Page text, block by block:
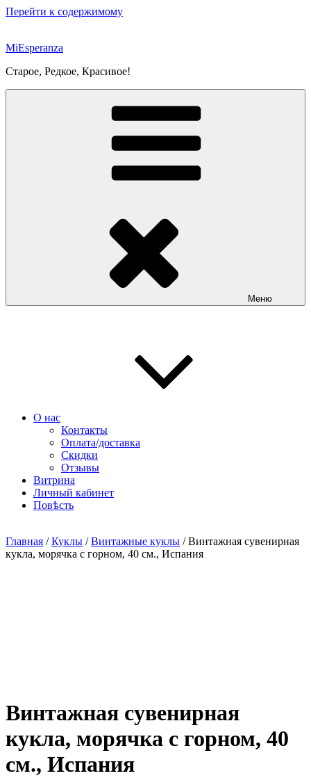
Перейти к содержимому
MiEsperanza
Старое, Редкое, Красивое!
Меню
О нас
Контакты
Оплата/доставка
Скидки
Отзывы
Витрина
Личный кабинет
Повѣсть
Главная /Куклы /Винтажные куклы / Винтажная сувенирная
кукла, морячка с горном, 40 см., Испания
Винтажная сувенирная
кукла, морячка с горном, 40
см., Испания